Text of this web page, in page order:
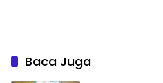
Baca Juga